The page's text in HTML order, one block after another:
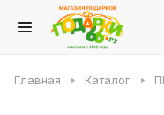
Главная Каталог